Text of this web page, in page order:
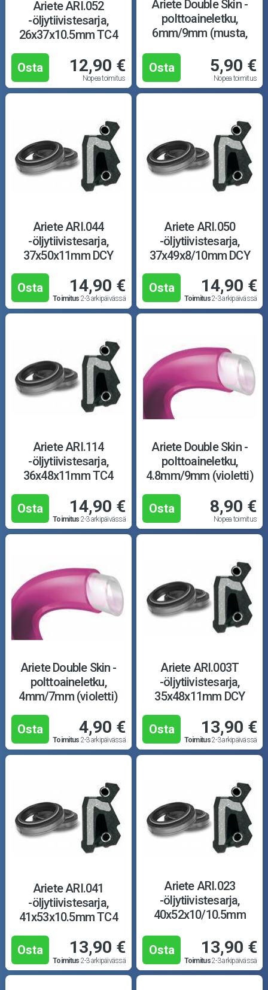
Ajovarusteet
Nastarenkaat
Renkaat ja vanteet
Öljyt ja kemikaalit
Työkalut
Outlet-tuotteet
Ariete ARI.052
-öljytiivistesarja,
26x37x10.5mm TC4
Osta 12,90 €
Nopea toimitus
Ariete Double Skin -
polttoaineletku,
6mm/9mm (musta,
Osta
5,90 €
Nopea toimitus
Ariete ARI.044
-öljytiivistesarja,
37x50x11mm DCY
Osta 14,90 €
Toimitus 2-3 arkipäivässä
Ariete ARI.050
-öljytiivistesarja,
37x49x8/10mm DCY
Osta 14,90 €
Toimitus2-3 arkipäivässä
Ariete ARI.114
-öljytiivistesarja,
36x48x11mm TC4
Osta 14,90 €
Toimitus 2-3 arkipäivässä
Ariete Double Skin -
polttoaineletku,
4.8mm/9mm (violetti)
Osta 8,90 €
Nopea toimitus
Ariete Double Skin -
polttoaineletku,
4mm/7mm (violetti)
Osta 4,90 €
Toimitus 2-3 arkipäivässä
Ariete ARI.003T
-öljytiivistesarja,
35x48x11mm DCY
Osta 13,90 €
Toimitus2-3 arkipäivässä
Ariete ARI.041
-öljytiivistesarja,
41x53x10.5mm TC4
Osta 13,90 €
Toimitus 2-3 arkipäivässä
Ariete ARI.023
-öljytiivistesarja,
40x52x10/10.5mm
Osta
13,90 €
Toimitus2-3 arkipäivässä